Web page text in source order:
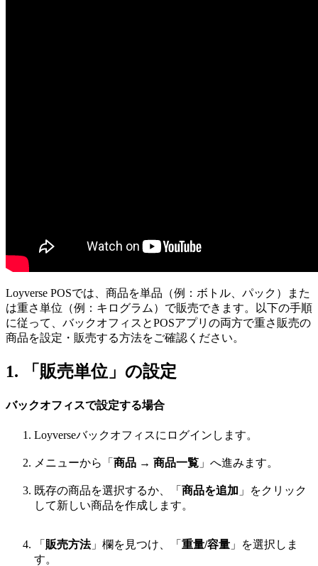
Loyverse POSでは、商品を単品（例：ボトル、パック）また
は重さ単位（例：キログラム）で販売できます。以下の手順
に従って、バックオフィスとPOSアプリの両方で重さ販売の
商品を設定・販売する方法をご確認ください。
1. 「販売単位」の設定
バックオフィスで設定する場合
Loyverseバックオフィスにログインします。
メニューから「 商品 → 商品一覧 」へ進みます。
既存の商品を選択するか、「 商品を追加 」をクリック
して新しい商品を作成します。
「 販売方法」欄を見つけ、「 重量/容量 」を選択しま
す。